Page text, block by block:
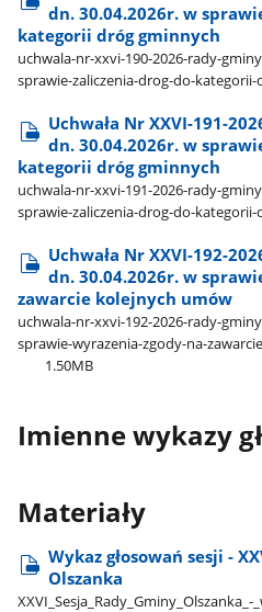
dn. 30.04.2026r. w
kategorii dróg gminnych
uchwala-nr-xxvi-190-2026-rady-
sprawie-zaliczenia-drog-do-
Uchwała Nr XXVI-191-
dn. 30.04.2026r. w
kategorii dróg gminnych
uchwala-nr-xxvi-191-2026-rady-
sprawie-zaliczenia-drog-do-
Uchwała Nr XXVI-192-
dn. 30.04.2026r. w
zawarcie kolejnych umów
uchwala-nr-xxvi-192-2026-rady-
sprawie-wyrazenia-zgody-na-
1.50MB
Imienne wykazy
Materiały
Wykaz głosowań sesji -
Olszanka
XXVI​_Sesja​_Rady​_Gminy​_Olszanka​_-​